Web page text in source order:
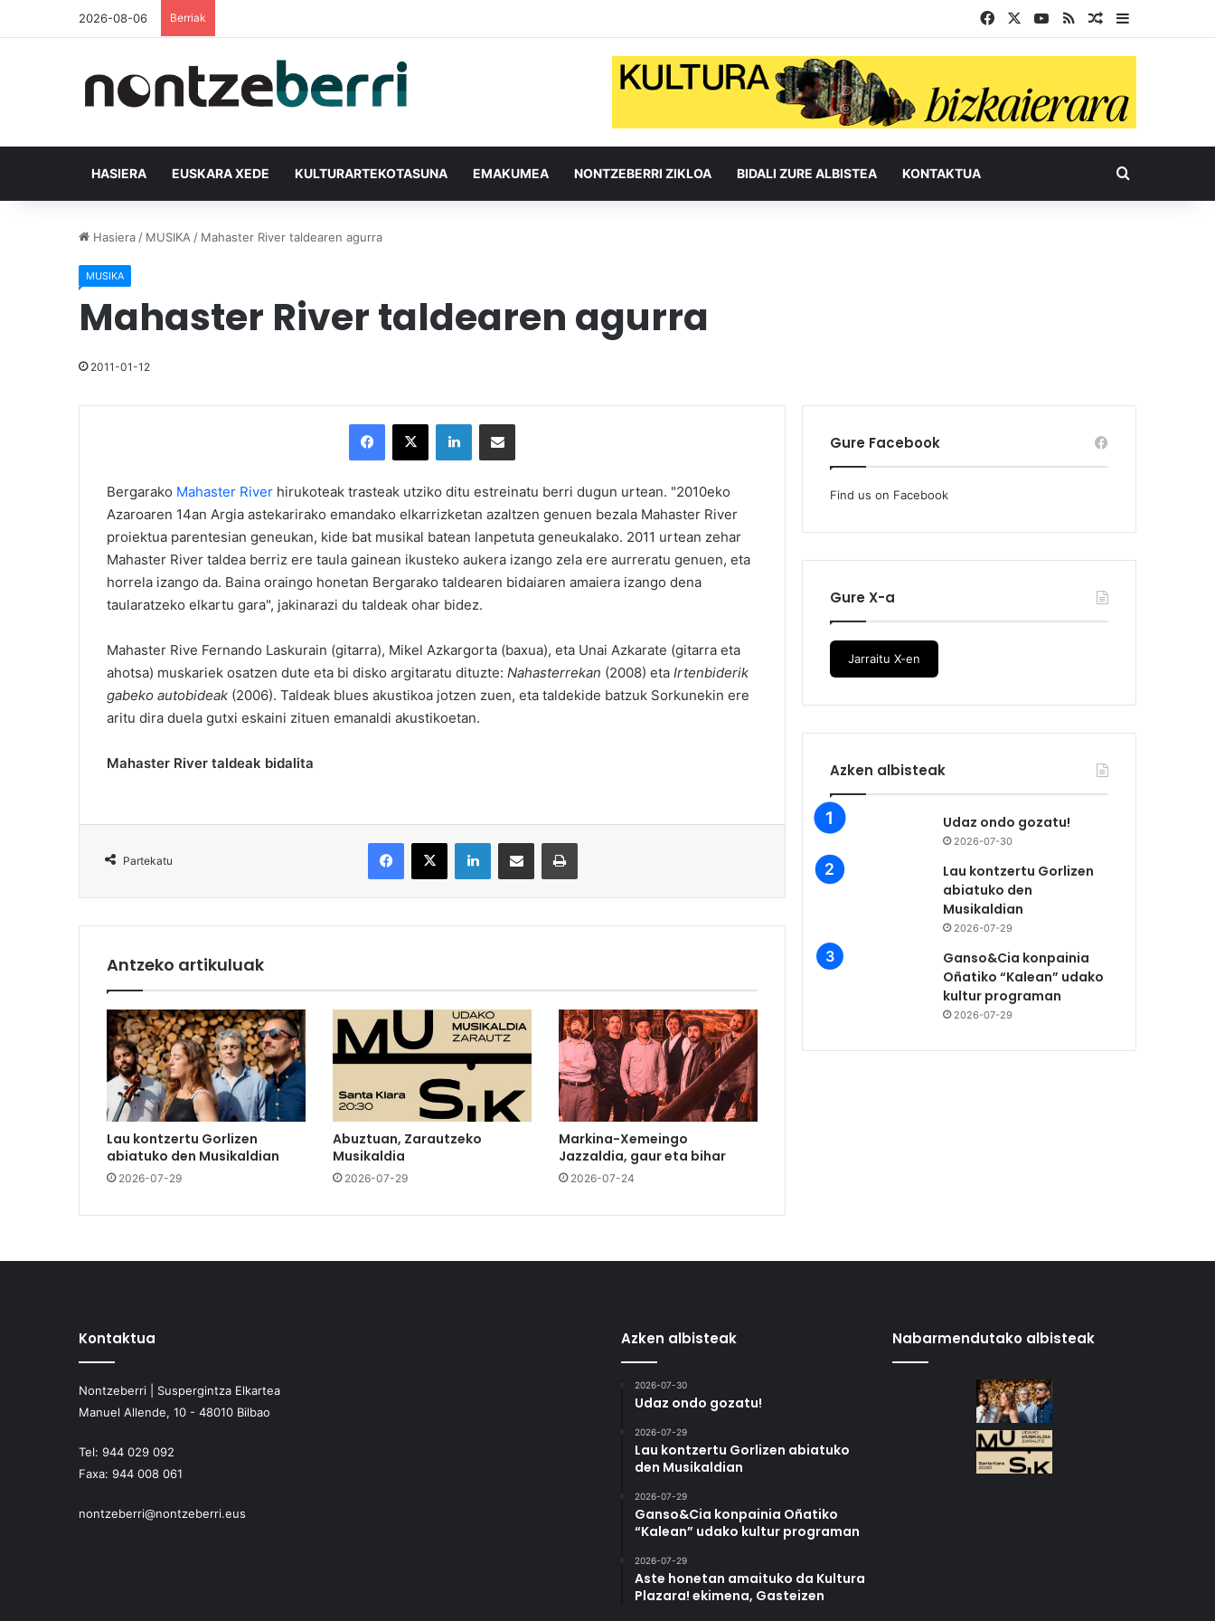
2026-08-06 Berriak Facebook YouTube
RSS Ausazko
HASIERA EUSKARA XEDE KULTURARTEKOTASUNA EMAKUMEA NONTZEBERRI ZIKLOA BIDALI ZURE ALBISTEA KONTAKTUA Bilatu
Hasiera / MUSIKA / Mahaster River taldearen agurra
MUSIKA
Mahaster River taldearen agurra
2011-01-12
Bergarako Mahaster River hirukoteak trasteak utziko ditu estreinatu berri dugun urtean. "2010eko
Azaroaren 14an Argia astekarirako emandako elkarrizketan azaltzen genuen bezala Mahaster River
proiektua parentesian geneukan, kide bat musikal batean lanpetuta geneukalako. 2011 urtean zehar
Mahaster River taldea berriz ere taula gainean ikusteko aukera izango zela ere aurreratu genuen, eta
horrela izango da. Baina oraingo honetan Bergarako taldearen bidaiaren amaiera izango dena
taularatzeko elkartu gara", jakinarazi du taldeak ohar bidez.
Mahaster Rive Fernando Laskurain (gitarra), Mikel Azkargorta (baxua), eta Unai Azkarate (gitarra eta
ahotsa) muskariek osatzen dute eta bi disko argitaratu dituzte: Nahasterrekan (2008) eta Irtenbiderik
gabeko autobideak (2006). Taldeak blues akustikoa jotzen zuen, eta taldekide batzuk Sorkunekin ere
aritu dira duela gutxi eskaini zituen emanaldi akustikoetan.
Mahaster River taldeak bidalita
Partekatu
Antzeko artikuluak
Lau kontzertu Gorlizen
abiatuko den Musikaldian
2026-07-29
Abuztuan, Zarautzeko
Musikaldia
2026-07-29
Markina-Xemeingo
Jazzaldia, gaur eta bihar
2026-07-24
Gure Facebook
Find us on Facebook
Gure X-a
Jarraitu X-en
Azken albisteak
Udaz ondo gozatu!
2026-07-30
Lau kontzertu Gorlizen
abiatuko den
Musikaldian
2026-07-29
Ganso&Cia konpainia
Oñatiko “Kalean” udako
kultur programan
2026-07-29
Kontaktua
Nontzeberri | Suspergintza Elkartea
Manuel Allende, 10 - 48010 Bilbao
Tel: 944 029 092
Faxa: 944 008 061
nontzeberri@nontzeberri.eus
Azken albisteak
2026-07-30
Udaz ondo gozatu!
2026-07-29
Lau kontzertu Gorlizen abiatuko
den Musikaldian
2026-07-29
Ganso&Cia konpainia Oñatiko
“Kalean” udako kultur programan
2026-07-29
Aste honetan amaituko da Kultura
Plazara! ekimena, Gasteizen
Nabarmendutako albisteak